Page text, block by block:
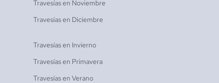
Travesías en Noviembre
Travesías en Diciembre
Travesías en Invierno
Travesías en Primavera
Travesías en Verano